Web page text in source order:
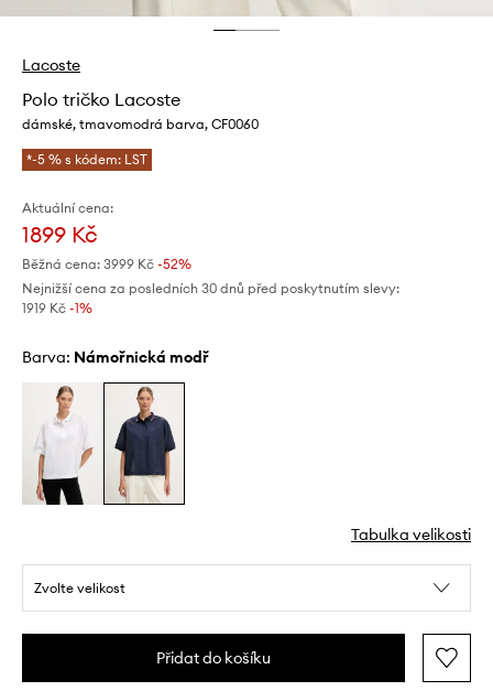
Lacoste
Polo tričko Lacoste
dámské, tmavomodrá barva, CF0060
*-5 % s kódem: LST
Aktuální cena:
1899 Kč
Běžná cena: 3999 Kč -52%
Nejnižší cena za posledních 30 dnů před poskytnutím slevy:
1919 Kč -1%
Barva: námořnická modř
Tabulka velikosti
Zvolte velikost
Přidat do košíku